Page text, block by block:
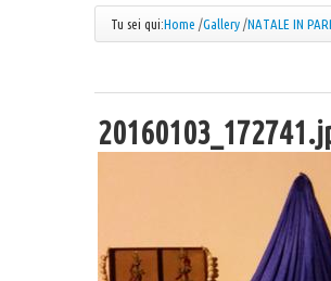
Tu sei qui:Home /Gallery /NATALE IN